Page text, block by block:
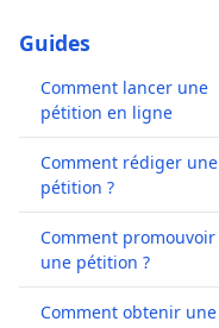
Guides
Comment lancer une
pétition en ligne
Comment rédiger une
pétition ?
Comment promouvoir
une pétition ?
Comment obtenir une